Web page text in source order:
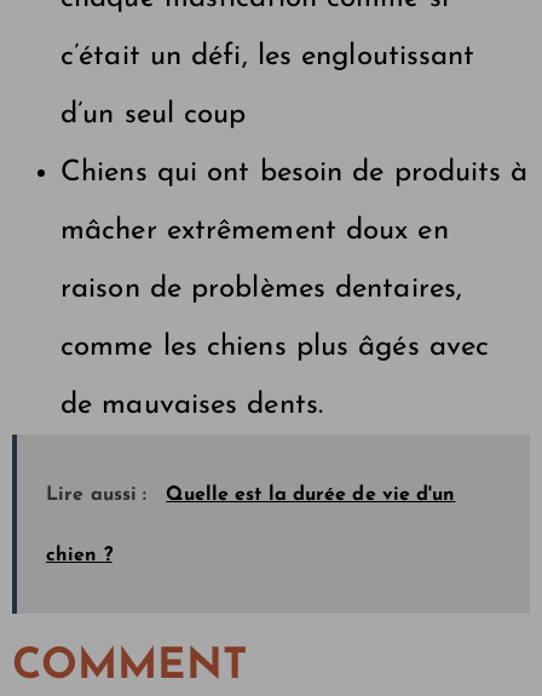
c’était un défi, les engloutissant
d’un seul coup
Chiens qui ont besoin de produits à
mâcher extrêmement doux en
raison de problèmes dentaires,
comme les chiens plus âgés avec
de mauvaises dents.
Lire aussi : Quelle est la durée de vie d'un
chien ?
COMMENT